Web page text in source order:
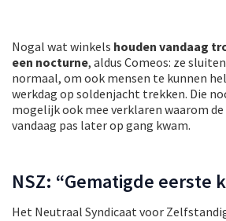
Nogal wat winkels houden vandaag
een nocturne, aldus Comeos: ze
normaal, om ook mensen te kunnen
werkdag op soldenjacht trekken. Die
mogelijk ook mee verklaren waarom
vandaag pas later op gang kwam.
NSZ: “Gematigde eerste
Het Neutraal Syndicaat voor